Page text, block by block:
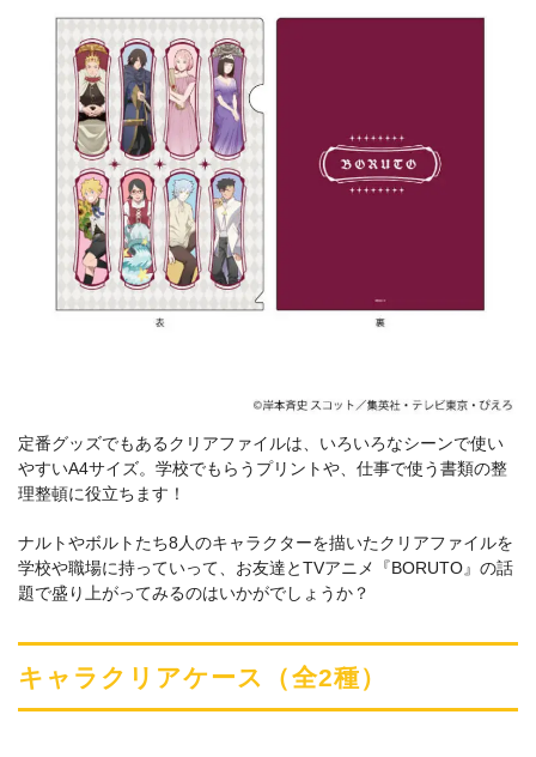
定番グッズでもあるクリアファイルは、いろいろなシーンで使い
やすいA4サイズ。学校でもらうプリントや、仕事で使う書類の整
理整頓に役立ちます！
ナルトやボルトたち8人のキャラクターを描いたクリアファイルを
学校や職場に持っていって、お友達とTVアニメ『BORUTO』の話
題で盛り上がってみるのはいかがでしょうか？
キャラクリアケース（全2種）